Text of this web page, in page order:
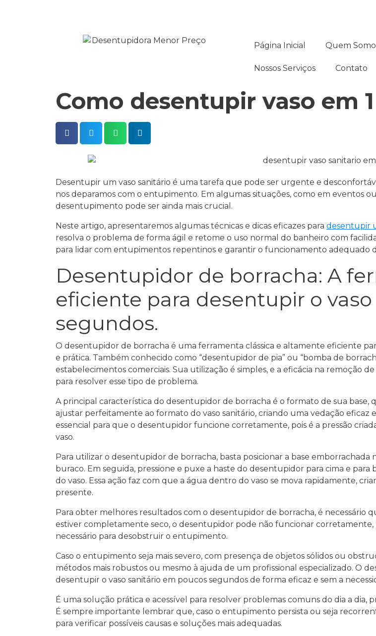
Página Inicial Quem
Nossos Serviços Contato
Como desentupir vaso em
Desentupir um vaso sanitário é uma tarefa que pode ser urgente e
nos deparamos com o entupimento. Em algumas situações, como em eventos
desentupimento pode ser ainda mais crucial.
Neste artigo, apresentaremos algumas técnicas e dicas eficazes para desentupir
resolva o problema de forma ágil e retome o uso normal do banheiro com
para lidar com entupimentos repentinos e garantir o funcionamento adequado
Desentupidor de borracha: A
eficiente para desentupir o
segundos.
O desentupidor de borracha é uma ferramenta clássica e altamente eficiente
e prática. Também conhecido como “desentupidor de pia” ou “bomba de
estabelecimentos comerciais. Sua utilização é simples, e a eficácia na remoção
para resolver esse tipo de problema.
A principal característica do desentupidor de borracha é o formato de sua base,
ajustar perfeitamente ao formato do vaso sanitário, criando uma vedação eficaz
essencial para que o desentupidor funcione corretamente, pois é a pressão
vaso.
Para utilizar o desentupidor de borracha, basta posicionar a base
buraco. Em seguida, pressione e puxe a haste do desentupidor para cima e
do vaso. Essa ação faz com que a água dentro do vaso se mova rapidamente,
presente.
Para obter melhores resultados com o desentupidor de borracha, é necessário
estiver completamente seco, o desentupidor pode não funcionar
necessário para desobstruir o entupimento.
Caso o entupimento seja mais severo, com presença de objetos sólidos ou
métodos mais robustos ou mesmo à ajuda de um profissional especializado. O
desentupir o vaso sanitário em poucos segundos de forma eficaz e sem a
É uma solução prática e acessível para resolver problemas comuns do dia a
É sempre importante lembrar que, caso o entupimento persista ou seja
para verificar possíveis causas e soluções mais adequadas.